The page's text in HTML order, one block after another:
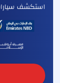
استكشف